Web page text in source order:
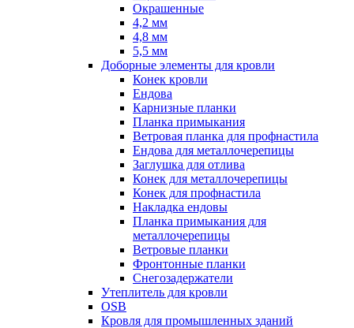
Окрашенные
4,2 мм
4,8 мм
5,5 мм
Доборные элементы для кровли
Конек кровли
Ендова
Карнизные планки
Планка примыкания
Ветровая планка для профнастила
Ендова для металлочерепицы
Заглушка для отлива
Конек для металлочерепицы
Конек для профнастила
Накладка ендовы
Планка примыкания для
металлочерепицы
Ветровые планки
Фронтонные планки
Снегозадержатели
Утеплитель для кровли
OSB
Кровля для промышленных зданий